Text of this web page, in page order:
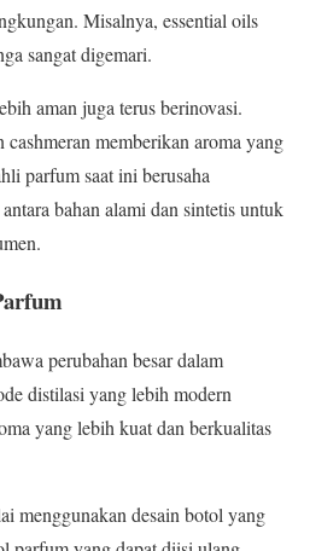
Misalnya, essential oils
sangat digemari.
aman juga terus berinovasi.
cashmeran memberikan aroma yang
parfum saat ini berusaha
bahan alami dan sintetis untuk
perubahan besar dalam
distilasi yang lebih modern
yang lebih kuat dan berkualitas
menggunakan desain botol yang